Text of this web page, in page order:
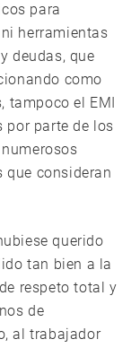
para
herramientas
deudas, que
como
el EMI
por parte de los
que consideran
querido
tan bien a la
respeto total y
de
al trabajador